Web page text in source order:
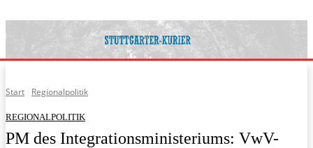
Start Regionalpolitik
REGIONALPOLITIK
PM des Integrationsministeriums: VwV-